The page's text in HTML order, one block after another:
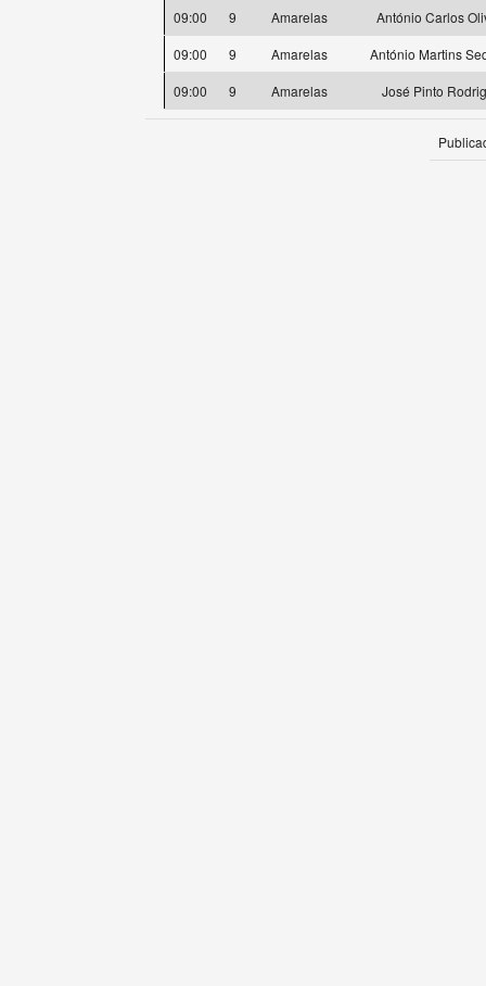
09:00 9 Amarelas
António Carlos
09:00
9 Amarelas
António Martins
09:00
9 Amarelas José Pinto